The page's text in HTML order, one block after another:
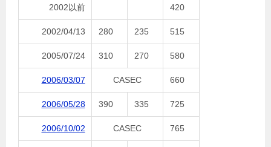
2002以前 420
2002/04/13 280 235 515
2005/07/24 310 270 580
2006/03/07 CASEC 660
2006/05/28 390 335 725
2006/10/02 CASEC 765